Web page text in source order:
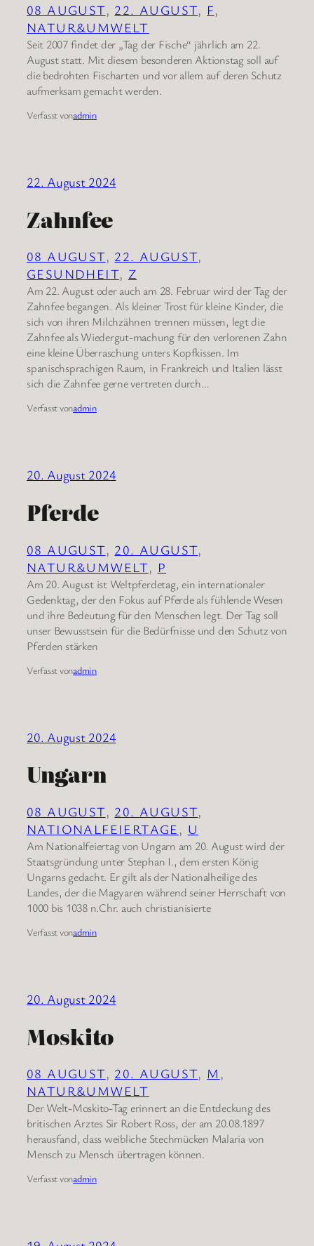
08 AUGUST, 22. AUGUST, F
NATUR&UMWELT
Seit 2007 findet der „Tag der Fische“ jährlich am 22.
August statt. Mit diesem besonderen Aktionstag soll auf
die bedrohten Fischarten und vor allem auf deren Schutz
aufmerksam gemacht werden.
Verfasst vonadmin
22. August 2024
Zahnfee
08 AUGUST, 22. AUGUST
GESUNDHEIT, Z
Am 22. August oder auch am 28. Februar wird der Tag der
Zahnfee begangen. Als kleiner Trost für kleine Kinder, die
sich von ihren Milchzähnen trennen müssen, legt die
Zahnfee als Wiedergut-machung für den verlorenen Zahn
eine kleine Überraschung unters Kopfkissen. Im
spanischsprachigen Raum, in Frankreich und Italien lässt
sich die Zahnfee gerne vertreten durch…
Verfasst vonadmin
20. August 2024
Pferde
08 AUGUST, 20. AUGUST
NATUR&UMWELT, P
Am 20. August ist Weltpferdetag, ein internationaler
Gedenktag, der den Fokus auf Pferde als fühlende Wesen
und ihre Bedeutung für den Menschen legt. Der Tag soll
unser Bewusstsein für die Bedürfnisse und den Schutz von
Pferden stärken
Verfasst vonadmin
20. August 2024
Ungarn
08 AUGUST, 20. AUGUST
NATIONALFEIERTAGE , U
Am Nationalfeiertag von Ungarn am 20. August wird der
Staatsgründung unter Stephan I., dem ersten König
Ungarns gedacht. Er gilt als der Nationalheilige des
Landes, der die Magyaren während seiner Herrschaft von
1000 bis 1038 n.Chr. auch christianisierte
Verfasst vonadmin
20. August 2024
Moskito
08 AUGUST, 20. AUGUST, M
NATUR&UMWELT
Der Welt-Moskito-Tag erinnert an die Entdeckung des
britischen Arztes Sir Robert Ross, der am 20.08.1897
herausfand, dass weibliche Stechmücken Malaria von
Mensch zu Mensch übertragen können.
Verfasst vonadmin